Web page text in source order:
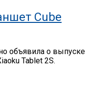
Cube
объявила о выпуске
Tablet 2S.